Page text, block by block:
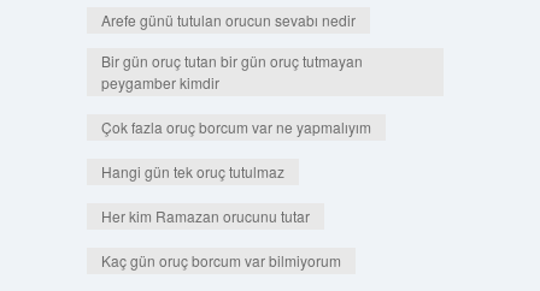
Arefe günü tutulan orucun sevabı nedir
Bir gün oruç tutan bir gün oruç tutmayan
peygamber kimdir
Çok fazla oruç borcum var ne yapmalıyım
Hangi gün tek oruç tutulmaz
Her kim Ramazan orucunu tutar
Kaç gün oruç borcum var bilmiyorum